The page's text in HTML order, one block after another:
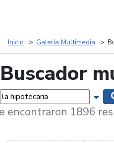
Inicio Galería Multimedia
Buscador
encontraron 1896